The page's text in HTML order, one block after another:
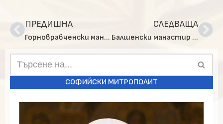
ПРЕДИШНА
Горноврабченски манастир „Възнесение Господне“
СЛЕДВАЩА
Балшенски манастир „Св. Теодор Стратилат“
СОФИЙСКИ МИТРОПОЛИТ